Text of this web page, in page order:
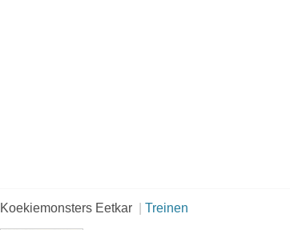
Koekiemonsters Eetkar Treinen